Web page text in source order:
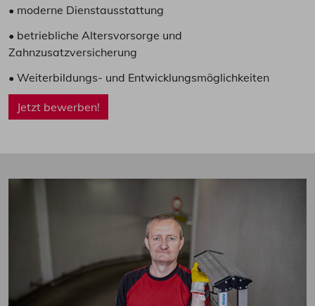
• moderne Dienstausstattung
• betriebliche Altersvorsorge und
Zahnzusatzversicherung
• Weiterbildungs- und Entwicklungsmöglichkeiten
Jetzt bewerben!